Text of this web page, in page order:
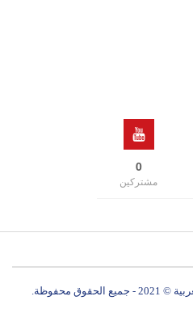
0
مشتركين
محفوظة.